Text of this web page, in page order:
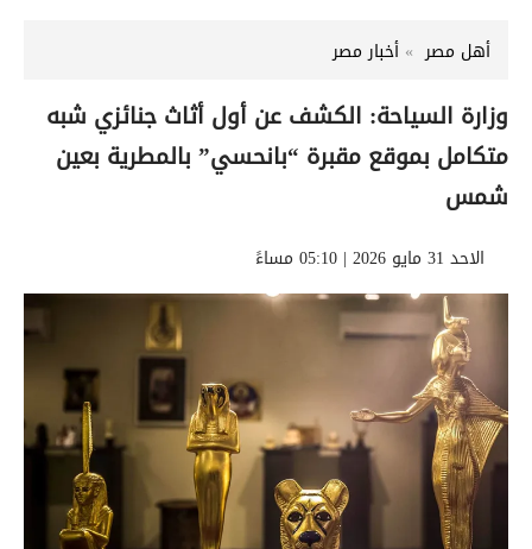
أهل مصر أخبار مصر
وزارة السياحة: الكشف عن أول أثاث جنائزي شبه
متكامل بموقع مقبرة “بانحسي” بالمطرية بعين
شمس
الاحد 31 مايو 2026 | 05:10 مساءً